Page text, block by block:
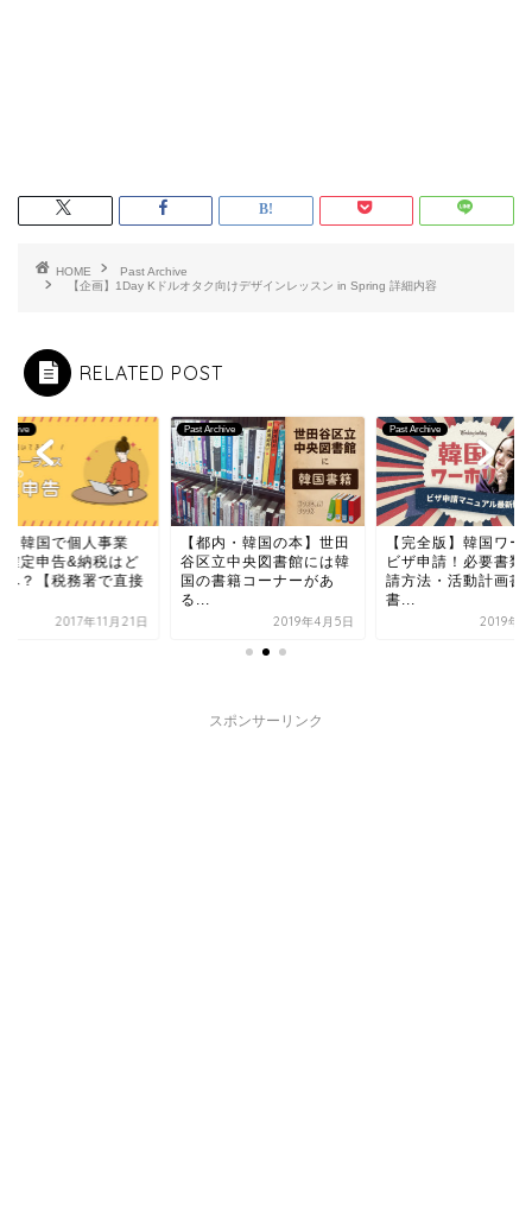
HOME
Past Archive
【企画】1Day Kドルオタク向けデザインレッスン in Spring 詳細内容
RELATED POST
内・韓国の本】世田
立中央図書館には韓
書籍コーナーがあ
2019年4月5日
Past Archive
【完全版】韓国ワーホリ
ビザ申請！必要書類や申
請方法・活動計画書の
書...
2019年5月1日
Past Archive
日本と韓国で個人事
主。確定申告&納税
ちらへ？【税務署で
確...
2017年11
スポンサーリンク